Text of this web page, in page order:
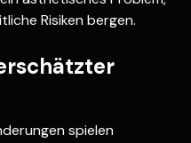
Risiken bergen.
spielen